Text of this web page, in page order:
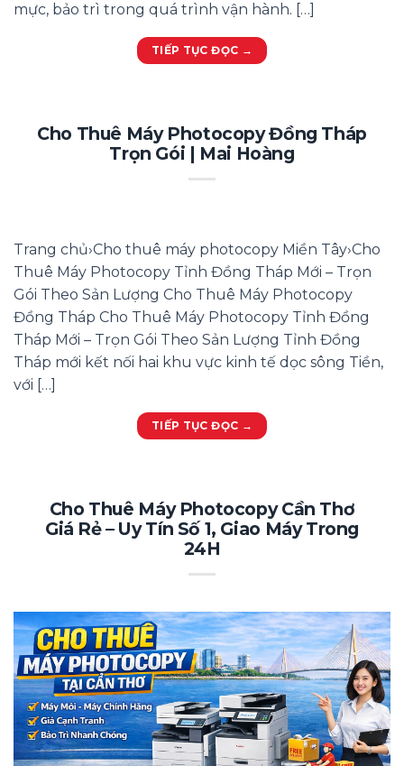
mực, bảo trì trong quá trình vận hành. […]
TIẾP TỤC ĐỌC →
Cho Thuê Máy Photocopy Đồng Tháp
Trọn Gói | Mai Hoàng
Trang chủ›Cho thuê máy photocopy Miền Tây›Cho
Thuê Máy Photocopy Tỉnh Đồng Tháp Mới – Trọn
Gói Theo Sản Lượng Cho Thuê Máy Photocopy
Đồng Tháp Cho Thuê Máy Photocopy Tỉnh Đồng
Tháp Mới – Trọn Gói Theo Sản Lượng Tỉnh Đồng
Tháp mới kết nối hai khu vực kinh tế dọc sông Tiền,
với […]
TIẾP TỤC ĐỌC →
Cho Thuê Máy Photocopy Cần Thơ
Giá Rẻ – Uy Tín Số 1, Giao Máy Trong
24H